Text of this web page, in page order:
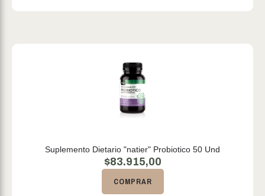
Suplemento Dietario "natier" Probiotico 50 Und
$83.915,00
COMPRAR